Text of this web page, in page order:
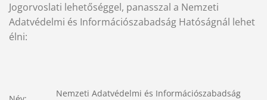
Jogorvoslati lehetőséggel, panasszal a Nemzeti
Adatvédelmi és Információszabadság Hatóságnál lehet
élni:
Nemzeti Adatvédelmi és Információszabadság